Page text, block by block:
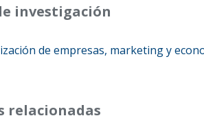
investigación
de empresas, marketing y
relacionadas